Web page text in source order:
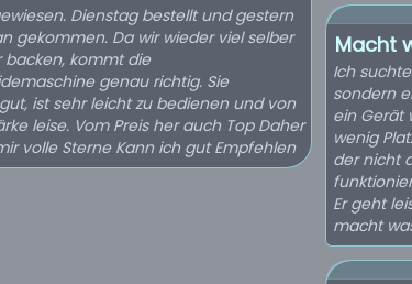
bestellt und gestern
gekommen. Da wir wieder viel selber
backen, kommt die
genau richtig. Sie
ist sehr leicht zu bedienen und von
leise. Vom Preis her auch Top Daher
gibts von mir volle Sterne Kann ich gut Empfehlen
Macht
Ich
sondern
ein Gerät
wenig
der nicht
Er geht
macht